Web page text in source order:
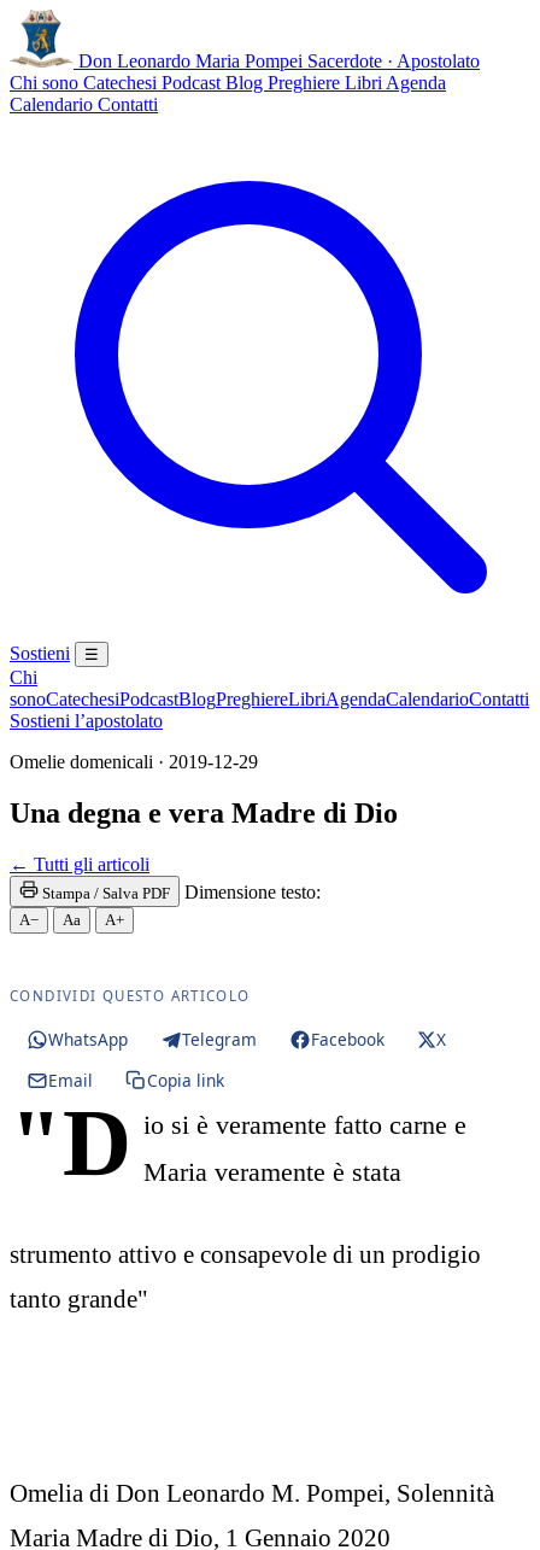
Don Leonardo Maria Pompei Sacerdote · Apostolato
Chi sono Catechesi Podcast Blog Preghiere Libri Agenda
Calendario Contatti
Sostieni ☰
Chi
sonoCatechesiPodcastBlogPreghiereLibriAgendaCalendarioContatti
Sostieni l’apostolato
Omelie domenicali · 2019-12-29
Una degna e vera Madre di Dio
← Tutti gli articoli
Stampa / Salva PDF Dimensione testo:
A− Aa A+
CONDIVIDI QUESTO ARTICOLO
WhatsApp Telegram Facebook
X
Email
Copia link
"D io si è veramente fatto carne e
Maria veramente è stata
strumento attivo e consapevole di un prodigio
tanto grande"
Omelia di Don Leonardo M. Pompei, Solennità
Maria Madre di Dio, 1 Gennaio 2020